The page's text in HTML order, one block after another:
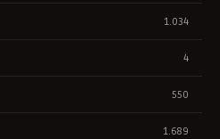
1.034
4
550
1.689